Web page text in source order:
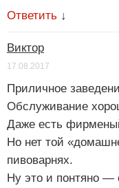
Ответить ↓
Виктор
17.08.2017
Приличное
Обслуживание
Даже есть
Но нет той
пивоварнях.
Ну это и понтяно —